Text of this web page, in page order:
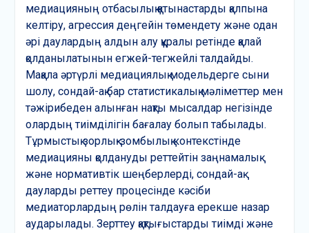
медиацияның отбасылық қатынастарды қалпына
келтіру, агрессия деңгейін төмендету және одан
әрі даулардың алдын алу құралы ретінде қалай
қолданылатынын егжей-тегжейлі талдайды.
Мақала әртүрлі медиациялық модельдерге сыни
шолу, сондай-ақ бар статистикалық мәліметтер мен
тәжірибеден алынған нақты мысалдар негізінде
олардың тиімділігін бағалау болып табылады.
Тұрмыстық зорлық-зомбылық контекстінде
медиацияны қолдануды реттейтін заңнамалық
және нормативтік шеңберлерді, сондай-ақ
дауларды реттеу процесінде кәсіби
медиаторлардың рөлін талдауға ерекше назар
аударылады. Зерттеу қақтығыстарды тиімді және